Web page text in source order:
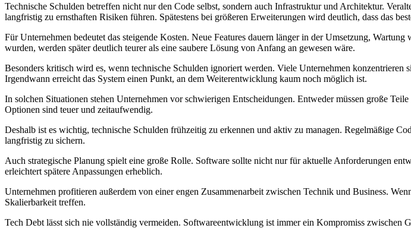
Technische Schulden betreffen nicht nur den Code selbst, sondern auch Infrastruktur und Architektur.
langfristig zu ernsthaften Risiken führen. Spätestens bei größeren Erweiterungen wird deutlich, dass das
Für Unternehmen bedeutet das steigende Kosten. Neue Features dauern länger in der Umsetzung,
wurden, werden später deutlich teurer als eine saubere Lösung von Anfang an gewesen wäre.
Besonders kritisch wird es, wenn technische Schulden ignoriert werden. Viele Unternehmen
Irgendwann erreicht das System einen Punkt, an dem Weiterentwicklung kaum noch möglich ist.
In solchen Situationen stehen Unternehmen vor schwierigen Entscheidungen. Entweder müssen große
Optionen sind teuer und zeitaufwendig.
Deshalb ist es wichtig, technische Schulden frühzeitig zu erkennen und aktiv zu managen. Regelmäßige
langfristig zu sichern.
Auch strategische Planung spielt eine große Rolle. Software sollte nicht nur für aktuelle Anforderungen
erleichtert spätere Anpassungen erheblich.
Unternehmen profitieren außerdem von einer engen Zusammenarbeit zwischen Technik und Business.
Skalierbarkeit treffen.
Tech Debt lässt sich nie vollständig vermeiden. Softwareentwicklung ist immer ein Kompromiss